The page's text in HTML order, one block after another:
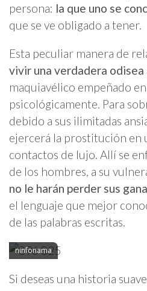
persona: la que uno se
que se ve obligado a tener.
Esta peculiar manera de
vivir una verdadera odisea
maquiavélico empeñado
psicológicamente. Para
debido a sus ilimitadas
ejercerá la prostitución en
contactos de lujo. Allí se
de los hombres, a su
no le harán perder sus
el lenguaje que mejor
de las palabras escritas.
ninfonama
Si deseas una historia